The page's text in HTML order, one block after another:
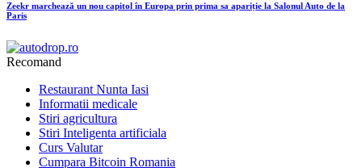
Zeekr marchează un nou capitol în Europa prin prima sa apariție la Salonul Auto de la
Paris
Recomand
Restaurant Nunta Iasi
Informatii medicale
Stiri agricultura
Stiri Inteligenta artificiala
Curs Valutar
Cumpara Bitcoin Romania